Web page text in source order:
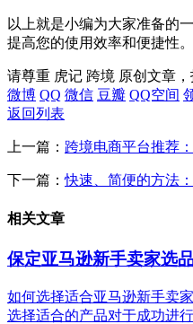
以上就是小编为大家准备的
提高您的使用效率和便捷性。
请尊重 虎记 跨境 原创文章，
微博 QQ 微信 豆瓣 QQ空间
返回列表
上一篇： 跨境电商平台推荐
下一篇：快速、简便的方法
相关文章
保定亚马逊新手卖家选
如何选择适合亚马逊新手卖
选择适合的产品对于成功进